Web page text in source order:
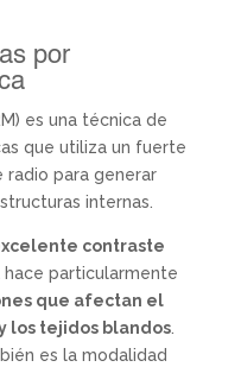
por
es una técnica de
que utiliza un fuerte
para generar
internas.
contraste
hace particularmente
que afectan el
los tejidos blandos.
es la modalidad